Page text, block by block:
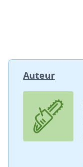
Auteur